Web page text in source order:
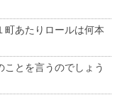
町あたりロールは何本
ことを言うのでしょう